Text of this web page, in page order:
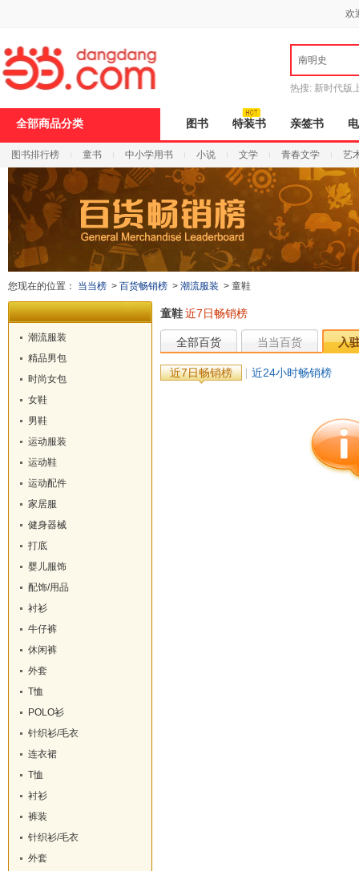
打
开
无
障
页
按
Ctrl
键
盲
模
欢
南明史
热搜: 新时代版
全部商品分类 图书 特装书 亲签书
图书排行榜 童书 中小学用书 小说 文学 青春文学 艺
您现在的位置： 当当榜 > 百货畅销榜 > 潮流服装 > 童鞋
潮流服装
精品男包
时尚女包
女鞋
男鞋
运动服装
运动鞋
运动配件
家居服
健身器械
打底
婴儿服饰
配饰/用品
衬衫
牛仔裤
休闲裤
外套
T恤
POLO衫
针织衫/毛衣
连衣裙
T恤
衬衫
裤装
针织衫/毛衣
外套
童鞋近7日畅销榜
全部百货 当当百货 入
近7日畅销榜 近24小时畅销榜